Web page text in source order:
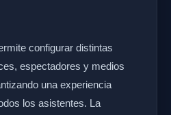
configurar distintas
espectadores y medios
una experiencia
los asistentes. La